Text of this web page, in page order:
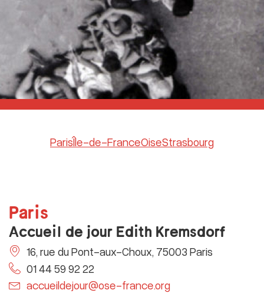
ParisÎle-de-FranceOiseStrasbourg
Paris
Accueil de jour Edith Kremsdorf
16, rue du Pont-aux-Choux, 75003 Paris
01 44 59 92 22
accueildejour@ose-france.org